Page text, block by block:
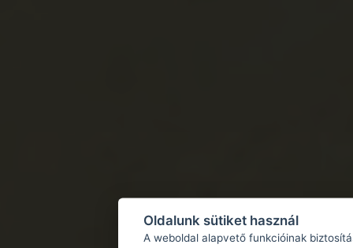
Oldalunk sütiket használ
A weboldal alapvető funkcióinak